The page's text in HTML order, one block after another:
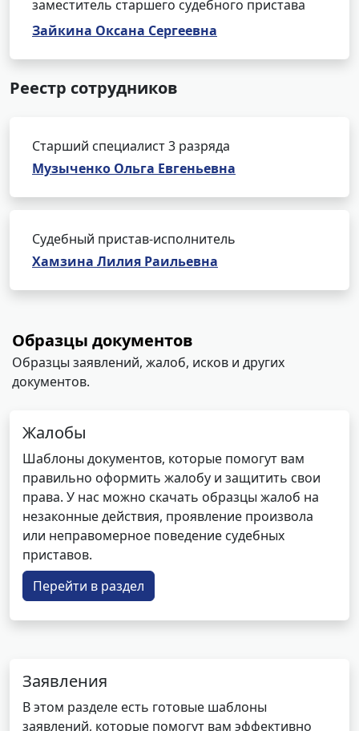
заместитель старшего судебного пристава
Зайкина Оксана Сергеевна
Реестр сотрудников
Старший специалист 3 разряда
Музыченко Ольга Евгеньевна
Судебный пристав-исполнитель
Хамзина Лилия Раильевна
Образцы документов
Образцы заявлений, жалоб, исков и других
документов.
Жалобы
Шаблоны документов, которые помогут вам
правильно оформить жалобу и защитить свои
права. У нас можно скачать образцы жалоб на
незаконные действия, проявление произвола
или неправомерное поведение судебных
приставов.
Перейти в раздел
Заявления
В этом разделе есть готовые шаблоны
заявлений, которые помогут вам эффективно